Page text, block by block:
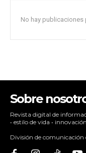
No hay publicaciones
Sobre
Revista digital de
• estilo de vida •
División de comunicación